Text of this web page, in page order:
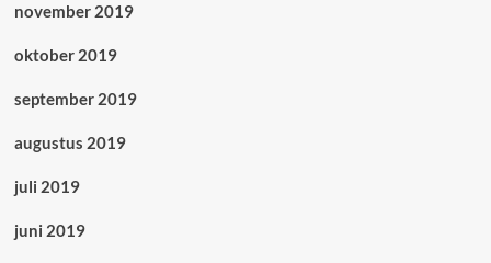
november 2019
oktober 2019
september 2019
augustus 2019
juli 2019
juni 2019